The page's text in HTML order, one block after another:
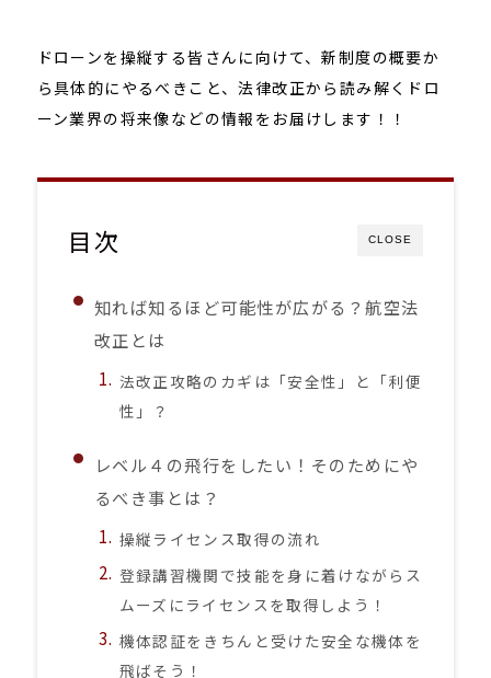
ドローンを操縦する皆さんに向けて、新制度の概要か
ら具体的にやるべきこと、法律改正から読み解くドロ
ーン業界の将来像などの情報をお届けします！！
CLOSE
目次
知れば知るほど可能性が広がる？航空法
改正とは
法改正攻略のカギは「安全性」と「利便
性」？
レベル４の飛行をしたい！そのためにや
るべき事とは？
操縦ライセンス取得の流れ
登録講習機関で技能を身に着けながらス
ムーズにライセンスを取得しよう！
機体認証をきちんと受けた安全な機体を
飛ばそう！